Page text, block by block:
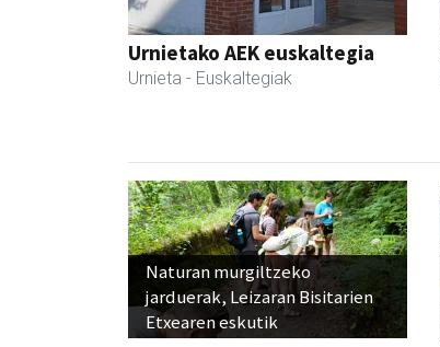
Urnietako AEK euskaltegia
Urnieta - Euskaltegiak
Naturan murgiltzeko
jarduerak, Leizaran Bisitarien
Etxearen eskutik